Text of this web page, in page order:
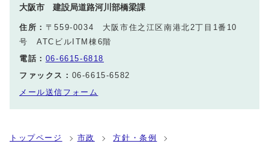
大阪市 建設局道路河川部橋梁課
住所： 〒559-0034 大阪市住之江区南港北2丁目1番10
号 ATCビルITM棟6階
電話： 06-6615-6818
ファックス： 06-6615-6582
メール送信フォーム
トップページ 市政
方針・条例